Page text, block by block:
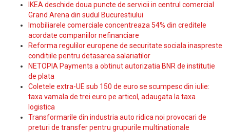
IKEA deschide doua puncte de servicii in centrul comercial
Grand Arena din sudul Bucurestiului
Imobiliarele comerciale concentreaza 54% din creditele
acordate companiilor nefinanciare
Reforma regulilor europene de securitate sociala inaspreste
conditiile pentru detasarea salariatilor
NETOPIA Payments a obtinut autorizatia BNR de institutie
de plata
Coletele extra-UE sub 150 de euro se scumpesc din iulie:
taxa vamala de trei euro pe articol, adaugata la taxa
logistica
Transformarile din industria auto ridica noi provocari de
preturi de transfer pentru grupurile multinationale